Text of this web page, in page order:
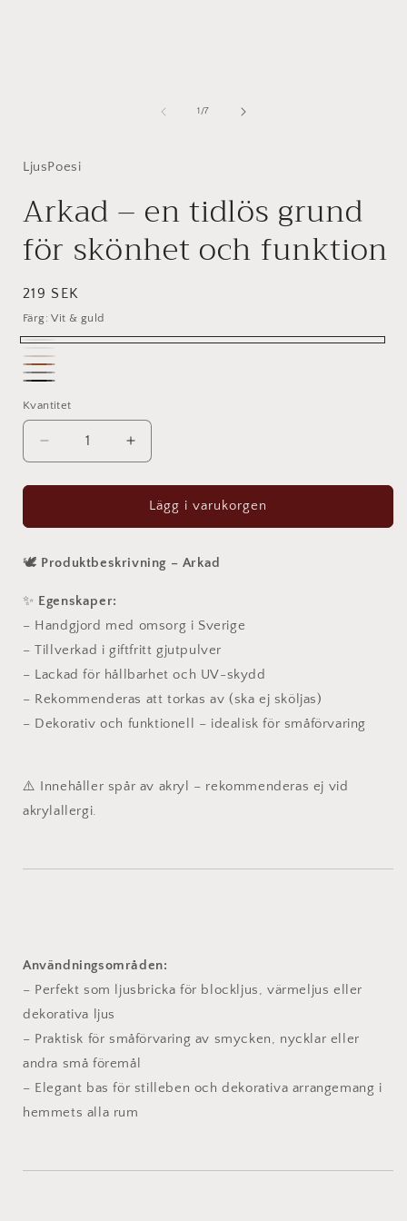
1/av
7
LjusPoesi
Arkad – en tidlös grund
för skönhet och funktion
Ordinarie
pris
219 SEK
Färg:Vit & guld
Vit
&
guld
Vitt
mjuk
Brun
Grått
Kvantitet
Kvantitet
Minska
kvantitet
för
–
tidlös
för
skönhet
funktion
Öka
kvantitet
för
Arkad
–
tidlös
skönhet
funktion
Lägg i varukorgen
🕊️ Produktbeskrivning – Arkad
✨ Egenskaper:
– Handgjord med omsorg i Sverige
– Tillverkad i giftfritt gjutpulver
– Lackad för hållbarhet och UV-skydd
– Rekommenderas att torkas av (ska ej sköljas)
– Dekorativ och funktionell – idealisk för småförvaring
⚠️ Innehåller spår av akryl – rekommenderas ej vid
akrylallergi.
Användningsområden:
– Perfekt som ljusbricka för blockljus, värmeljus eller
dekorativa ljus
– Praktisk för småförvaring av smycken, nycklar eller
andra små föremål
– Elegant bas för stilleben och dekorativa arrangemang i
hemmets alla rum